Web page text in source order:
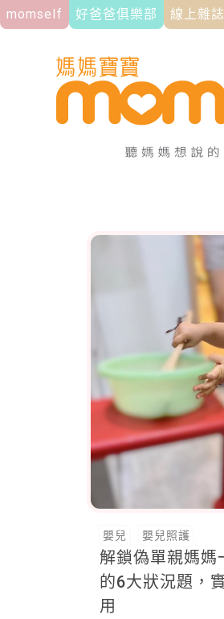
momself 好爸爸俱樂部 線上雜誌
嬰兒 嬰兒照護
解鎖偽單親媽媽
的6大狀況題，
用